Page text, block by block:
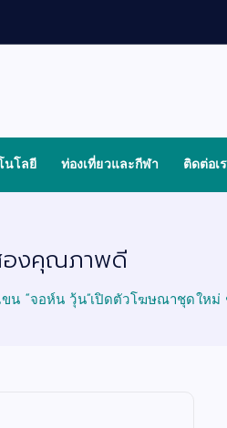
นโลยี ท่องเที่ยวและกีฬา ติดต่อเ
องคุณภาพดี
ขน “จอห์น วุ้น”เปิดตัวโฆษณาชุดให